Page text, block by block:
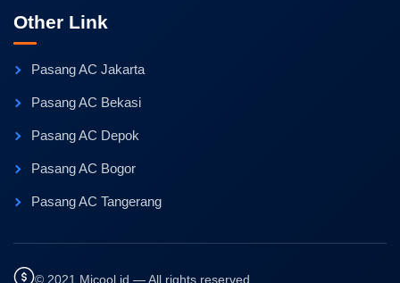
Other Link
Pasang AC Jakarta
Pasang AC Bekasi
Pasang AC Depok
Pasang AC Bogor
Pasang AC Tangerang
© 2021 Micool.id — All rights reserved